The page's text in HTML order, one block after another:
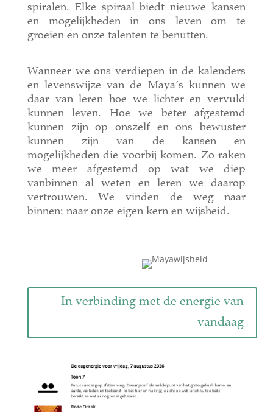
spiralen. Elke spiraal biedt nieuwe kansen
en mogelijkheden in ons leven om te
groeien en onze talenten te benutten.
Wanneer we ons verdiepen in de kalenders
en levenswijze van de Maya’s kunnen we
daar van leren hoe we lichter en vervuld
kunnen leven. Hoe we beter afgestemd
kunnen zijn op onszelf en ons bewuster
kunnen zijn van de kansen en
mogelijkheden die voorbij komen. Zo raken
we meer afgestemd op wat we diep
vanbinnen al weten en leren we daarop
vertrouwen. We vinden de weg naar
binnen: naar onze eigen kern en wijsheid.
In verbinding met de energie van
vandaag